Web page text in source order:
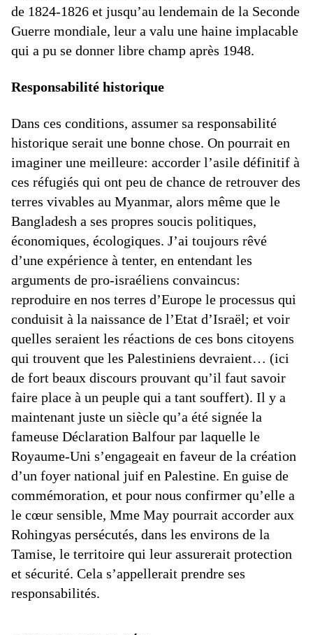
de 1824-1826 et jusqu’au lendemain de la Seconde
Guerre mondiale, leur a valu une haine implacable
qui a pu se donner libre champ après 1948.
Responsabilité historique
Dans ces conditions, assumer sa responsabilité
historique serait une bonne chose. On pourrait en
imaginer une meilleure: accorder l’asile définitif à
ces réfugiés qui ont peu de chance de retrouver des
terres vivables au Myanmar, alors même que le
Bangladesh a ses propres soucis politiques,
économiques, écologiques. J’ai toujours rêvé
d’une expérience à tenter, en entendant les
arguments de pro-israéliens convaincus:
reproduire en nos terres d’Europe le processus qui
conduisit à la naissance de l’Etat d’Israël; et voir
quelles seraient les réactions de ces bons citoyens
qui trouvent que les Palestiniens devraient… (ici
de fort beaux discours prouvant qu’il faut savoir
faire place à un peuple qui a tant souffert). Il y a
maintenant juste un siècle qu’a été signée la
fameuse Déclaration Balfour par laquelle le
Royaume-Uni s’engageait en faveur de la création
d’un foyer national juif en Palestine. En guise de
commémoration, et pour nous confirmer qu’elle a
le cœur sensible, Mme May pourrait accorder aux
Rohingyas persécutés, dans les environs de la
Tamise, le territoire qui leur assurerait protection
et sécurité. Cela s’appellerait prendre ses
responsabilités.